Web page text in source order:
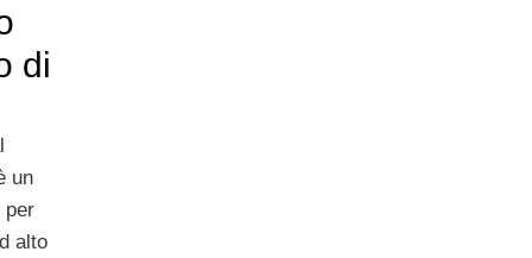
di
un
per
alto